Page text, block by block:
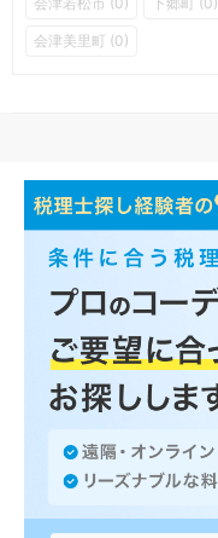
会津美里町 (0)